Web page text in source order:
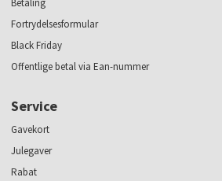
Betaling
Fortrydelsesformular
Black Friday
Offentlige betal via Ean-nummer
Service
Gavekort
Julegaver
Rabat